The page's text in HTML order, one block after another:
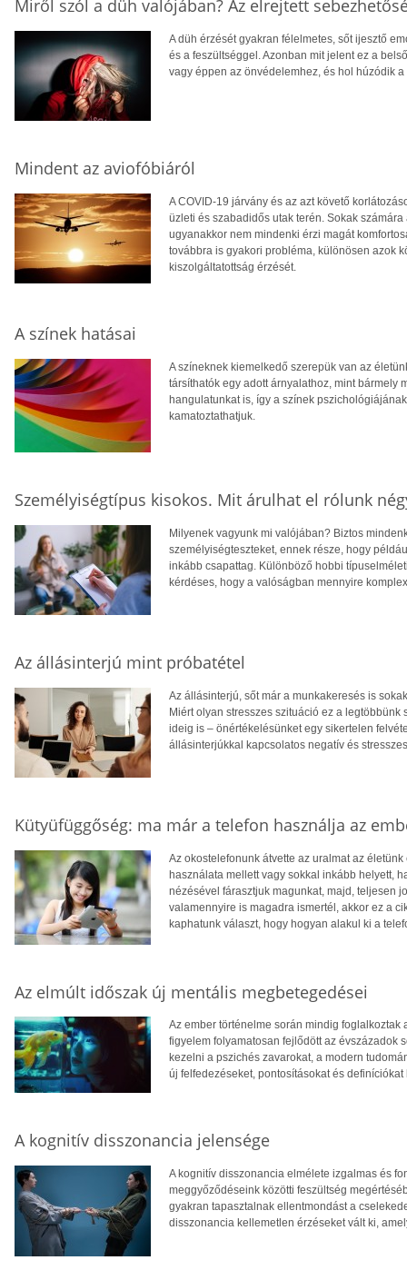
Miről szól a düh valójában? Az elrejtett
A düh érzését gyakran félelmetes, sőt ijesztő
és a feszültséggel. Azonban mit jelent ez a
vagy éppen az önvédelemhez, és hol húzódik
Mindent az aviofóbiáról
A COVID-19 járvány és az azt követő
üzleti és szabadidős utak terén. Sokak
ugyanakkor nem mindenki érzi magát
továbbra is gyakori probléma, különösen azok
kiszolgáltatottság érzését.
A színek hatásai
A színeknek kiemelkedő szerepük van az
társíthatók egy adott árnyalathoz, mint bármely
hangulatunkat is, így a színek
kamatoztathatjuk.
Személyiségtípus kisokos. Mit árulhat el rólunk
Milyenek vagyunk mi valójában? Biztos
személyiségteszteket, ennek része, hogy
inkább csapattag. Különböző hobbi
kérdéses, hogy a valóságban mennyire
Az állásinterjú mint próbatétel
Az állásinterjú, sőt már a munkakeresés is
Miért olyan stresszes szituáció ez a
ideig is – önértékelésünket egy sikertelen
állásinterjúkkal kapcsolatos negatív és
Kütyüfüggőség: ma már a telefon használja az
Az okostelefonunk átvette az uralmat az
használata mellett vagy sokkal inkább helyett,
nézésével fárasztjuk magunkat, majd, teljesen
valamennyire is magadra ismertél, akkor ez a
kaphatunk választ, hogy hogyan alakul ki a
Az elmúlt időszak új mentális megbetegedései
Az ember történelme során mindig
figyelem folyamatosan fejlődött az évszázadok
kezelni a pszichés zavarokat, a modern
új felfedezéseket, pontosításokat és
A kognitív disszonancia jelensége
A kognitív disszonancia elmélete izgalmas és
meggyőződéseink közötti feszültség
gyakran tapasztalnak ellentmondást a
disszonancia kellemetlen érzéseket vált ki,